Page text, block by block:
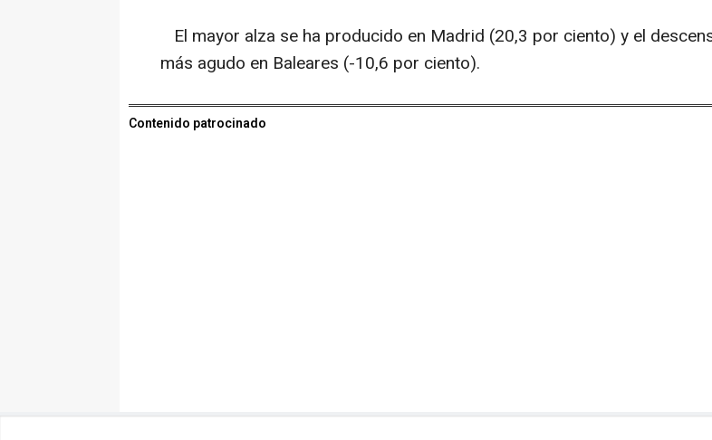
El mayor alza se ha producido en Madrid (20,3 por ciento) y el
más agudo en Baleares (-10,6 por ciento).
Contenido patrocinado